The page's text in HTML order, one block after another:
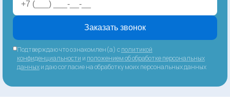
Заказать звонок
Подтверждаю что ознакомлен(а) сполитикой
конфиденциальности и положением об обработке персональных
данныхи даю согласие на обработку моих персональных данных